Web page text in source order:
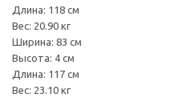
Длина: 118 см
Вес: 20.90 кг
Ширина: 83 см
Высота: 4 см
Длина: 117 см
Вес: 23.10 кг